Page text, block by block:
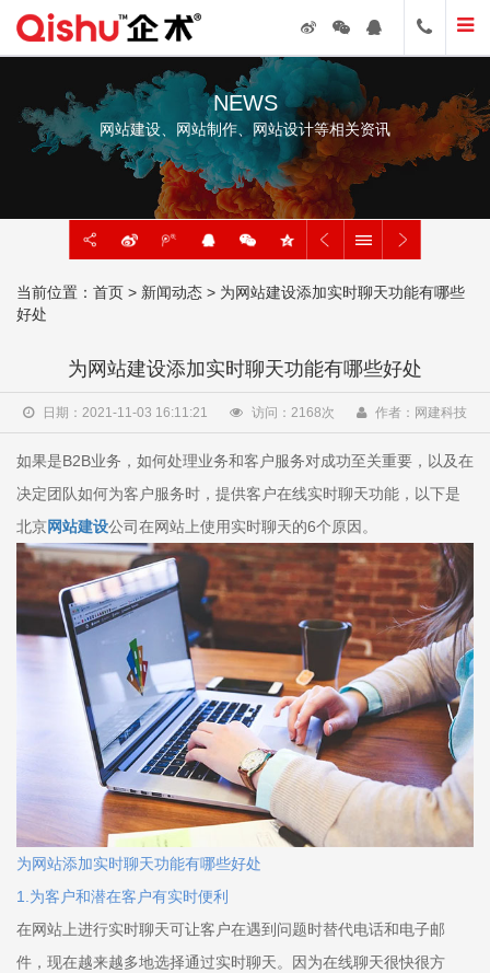
NEWS
网站建设、网站制作、网站设计等相关资讯
当前位置： 首页 > 新闻动态 > 为网站建设添加实时聊天功能有哪些
好处
为网站建设添加实时聊天功能有哪些好处
日期：2021-11-03 16:11:21 访问： 2168次 作者：网建科技
如果是B2B业务，如何处理业务和客户服务对成功至关重要，以及在
决定团队如何为客户服务时，提供客户在线实时聊天功能，以下是
北京网站建设公司在网站上使用实时聊天的6个原因。
为网站添加实时聊天功能有哪些好处
1.为客户和潜在客户有实时便利
在网站上进行实时聊天可让客户在遇到问题时替代电话和电子邮
件，现在越来越多地选择通过实时聊天。因为在线聊天很快很方